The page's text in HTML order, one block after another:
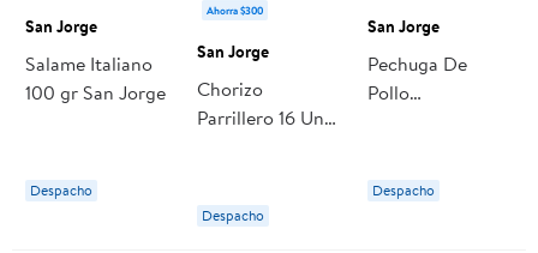
San Jorge
Salame Italiano
100 gr San Jorge
Despacho
Ahorra $300
San Jorge
Chorizo
Parrillero 16 Un
Despacho
San Jorge
Pechuga De
Pollo
Despacho